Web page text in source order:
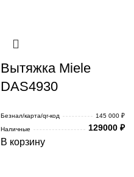
Вытяжка Miele
DAS4930
Безнал/карта/qr-код
145 000 ₽
Наличные
129000 ₽
В корзину